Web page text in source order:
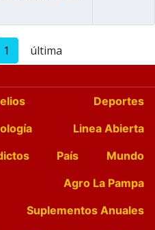
1 última
Deportes
Linea Abierta
País
Mundo
Agro La Pampa
Suplementos Anuales